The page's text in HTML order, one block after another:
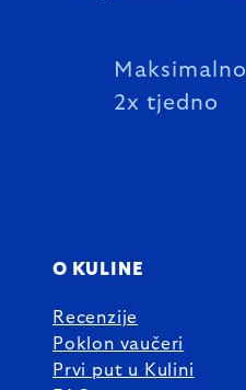
Maksimalno
2x tjedno
O KULINE
Recenzije
Poklon vaučeri
Prvi put u Kulini